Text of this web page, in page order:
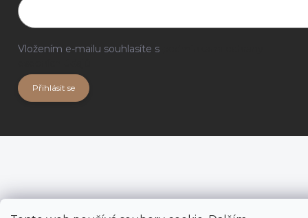
Vložením e-mailu souhlasíte s
Přihlásit se